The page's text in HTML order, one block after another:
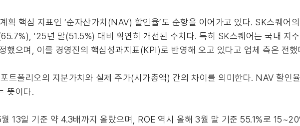
획 핵심 지표인 ‘순자산가치(NAV) 할인율’도 순항을 이어가고 있다. SK스퀘어
'25년 말(51.5%) 대비 확연히 개선된 수치다. 특히 SK스퀘어는 국내 지
했으며, 이를 경영진의 핵심성과지표(KPI)로 반영해 오고 있다고 업체 측은 전했
트폴리오의 지분가치와 실제 주가(시가총액) 간의 차이를 의미한다. NAV 할인
뜻이다.
13일 기준 약 4.3배까지 올랐으며, ROE 역시 올해 3월 말 기준 55.1%로